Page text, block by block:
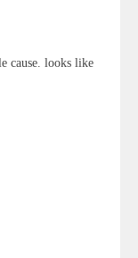
cause. looks like